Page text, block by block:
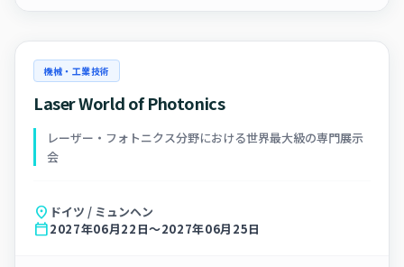
機械・工業技術
Laser World of Photonics
レーザー・フォトニクス分野における世界最大級の専門展示
会
location_on ドイツ / ミュンヘン
calendar_today2027年06月22日～2027年06月25日